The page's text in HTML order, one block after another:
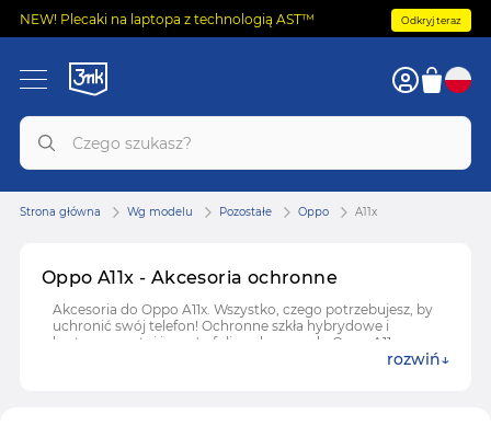
NEW! Plecaki na laptopa z technologią AST™ Odkryj teraz
Oppo A11x - Akcesoria ochronne
Akcesoria do Oppo A11x. Wszystko, czego potrzebujesz, by
uchronić swój telefon! Ochronne szkła hybrydowe i
hartowane, etui i case'y, folie ochronne do Oppo A11x.
rozwiń
Strona główna Wg modelu Pozostałe Oppo A11x